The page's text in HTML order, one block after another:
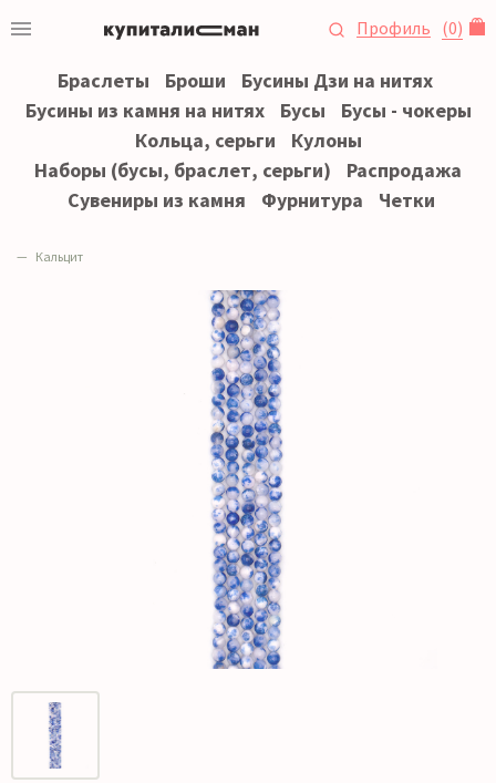
Профиль (0)
Браслеты Броши
Бусины Дзи на нитях
Бусины из камня на нитях
Бусы
Бусы - чокеры
Кольца, серьги
Кулоны
Наборы (бусы, браслет, серьги)
Распродажа
Сувениры из камня
Фурнитура Четки
Кальцит